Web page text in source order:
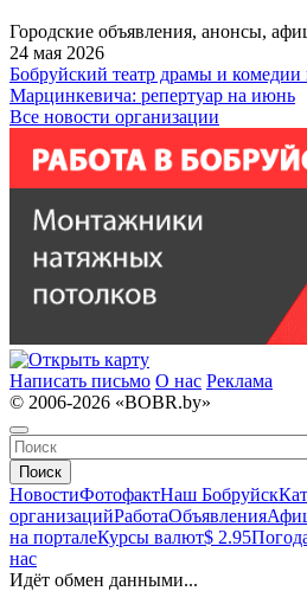
Городские объявления, анонсы,
24 мая 2026
Бобруйский театр драмы и
Марцинкевича: репертуар на июнь
Все новости организации
Написать письмо О нас Реклама
© 2006-2026 «BOBR.by»
Поиск
НовостиФотофактНаш Бобруйск
организацийРаботаОбъявления
на порталеКурсы валют$ 2.95
нас
Идёт обмен данными...